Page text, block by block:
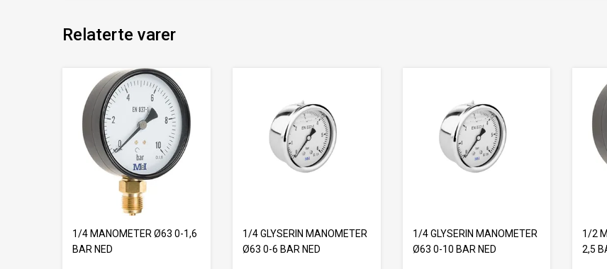
Relaterte varer
1/4 MANOMETER Ø63 0-1,6
BAR NED
1/4 GLYSERIN MANOMETER
Ø63 0-6 BAR NED
1/4 GLYSERIN MANOMETER
Ø63 0-10 BAR NED
1/2
2,5